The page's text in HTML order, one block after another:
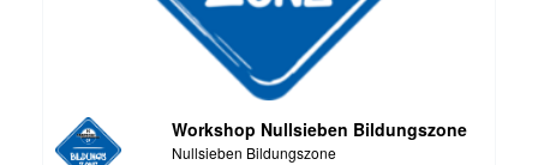
Workshop Nullsieben Bildungszone
Nullsieben Bildungszone